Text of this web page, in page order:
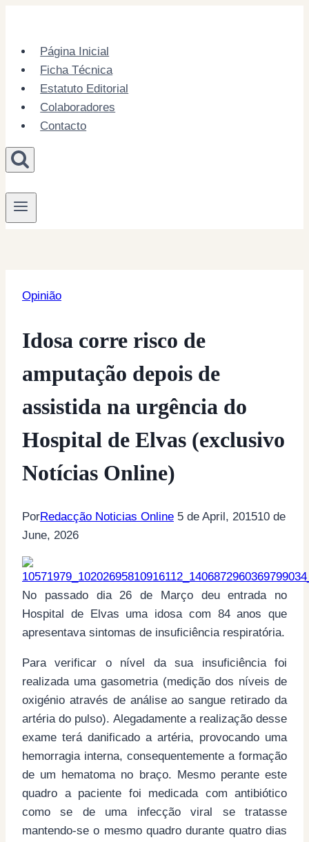
contentPágina Inicial
Ficha Técnica
Estatuto Editorial
Colaboradores
Contacto
Opinião
Idosa corre risco de
amputação depois de
assistida na urgência do
Hospital de Elvas (exclusivo
Notícias Online)
PorRedacção Noticias Online 5 de April, 201510 de
June, 2026
No passado dia 26 de Março deu entrada no
Hospital de Elvas uma idosa com 84 anos que
apresentava sintomas de insuficiência respiratória.
Para verificar o nível da sua insuficiência foi
realizada uma gasometria (medição dos níveis de
oxigénio através de análise ao sangue retirado da
artéria do pulso). Alegadamente a realização desse
exame terá danificado a artéria, provocando uma
hemorragia interna, consequentemente a formação
de um hematoma no braço. Mesmo perante este
quadro a paciente foi medicada com antibiótico
como se de uma infecção viral se tratasse
mantendo-se o mesmo quadro durante quatro dias